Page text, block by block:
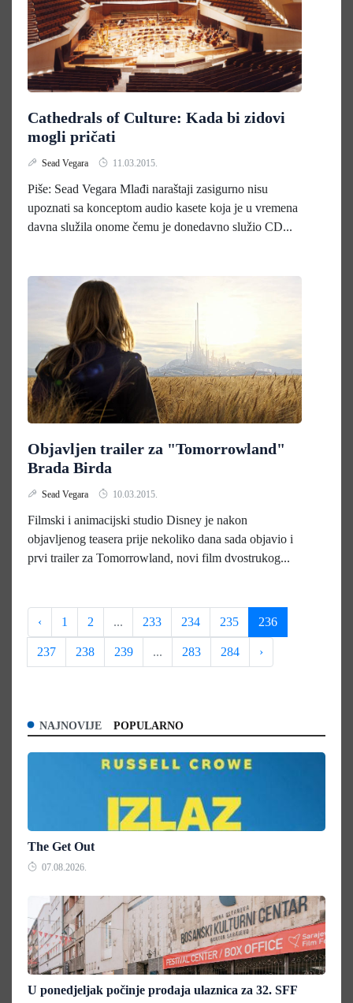
Cathedrals of Culture: Kada bi zidovi
mogli pričati
Sead Vegara 11.03.2015.
Piše: Sead Vegara Mlađi naraštaji zasigurno nisu
upoznati sa konceptom audio kasete koja je u vremena
davna služila onome čemu je donedavno služio CD...
Objavljen trailer za "Tomorrowland"
Brada Birda
Sead Vegara 10.03.2015.
Filmski i animacijski studio Disney je nakon
objavljenog teasera prije nekoliko dana sada objavio i
prvi trailer za Tomorrowland, novi film dvostrukog...
‹ 1 2 ... 233 234 235 236
237 238 239 ... 283 284 ›
NAJNOVIJE POPULARNO
The Get Out
07.08.2026.
U ponedjeljak počinje prodaja ulaznica za 32. SFF